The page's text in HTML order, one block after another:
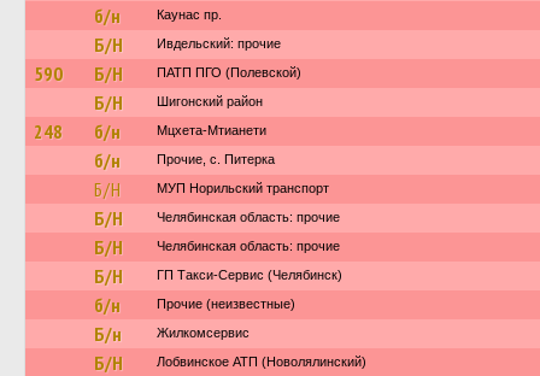
б/н Каунас пр.
Б/Н Ивдельский: прочие
590 Б/Н ПАТП ПГО (Полевской)
Б/Н Шигонский район
248 б/н Мцхета-Мтианети
б/н Прочие, с. Питерка
Б/Н МУП Норильский транспорт
Б/Н Челябинская область: прочие
Б/Н Челябинская область: прочие
Б/Н ГП Такси-Сервис (Челябинск)
б/н Прочие (неизвестные)
Б/н Жилкомсервис
Б/Н Лобвинское АТП (Новолялинский)